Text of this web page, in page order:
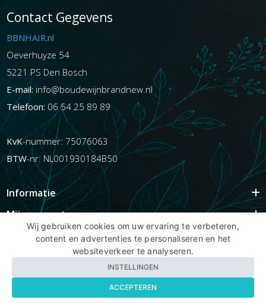
Contact Gegevens
BBNHAIR.nl
Oeverhuyze 54
5221 PS Den Bosch
E-mail: info@boudewijnbrandnew.nl
Telefoon: 06 54 25 89 89
KvK-nummer: 75076063
BTW-nr: NL001930184B50
Informatie
Mijn account
Populaire Tags
Wij gebruiken cookies om uw ervaring te verbeteren,
content en advertenties te personaliseren en het
websiteverkeer te analyseren.
INSTELLINGEN
ACCEPTEREN